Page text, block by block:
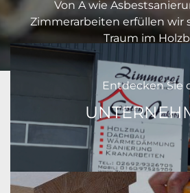
Von A wie
Zimmerarbeiten erfüllen wir
Traum im
Entdecken Sie